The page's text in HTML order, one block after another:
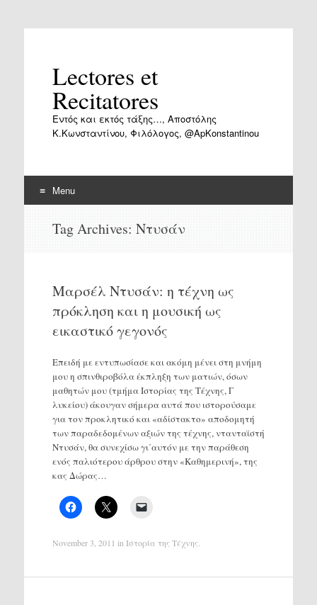
Lectores et
Recitatores
Εντός και εκτός τάξης…, Αποστόλης
Κ.Κωνσταντίνου, Φιλόλογος, @ApKonstantinou
Menu
Tag Archives: Ντυσάν
Μαρσέλ Ντυσάν: η τέχνη ως
πρόκληση και η μουσική ως
εικαστικό γεγονός
Επειδή με εντυπωσίασε και ακόμη μένει στη μνήμη
μου η σπινθιροβόλα έκπληξη των ματιών, όσων
μαθητών μου (τμήμα Ιστορίας της Τέχνης, Γ
λυκείου) άκουγαν σήμερα αυτά που ιστορούσαμε
για τον προκλητικό και «αδίστακτο» αποδομητή
των παραδεδομένων αξιών της τέχνης, ντανταϊστή
Ντυσάν, θα συνεχίσω γι΄αυτόν με την παράθεση
ενός παλιότερου άρθρου στην «Καθημερινή», της
κας Δώρας…
November 3, 2011 in Ιστορία της Τέχνης.